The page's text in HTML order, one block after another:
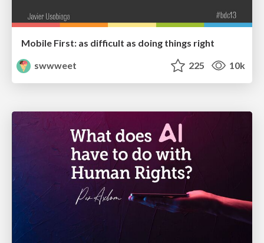
Mobile First: as difficult as doing things right
swwweet
225 10k